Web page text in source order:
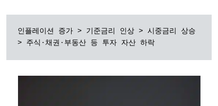
인플레이션 증가 > 기준금리 인상 > 시중금리 상승
> 주식·채권·부동산 등 투자 자산 하락